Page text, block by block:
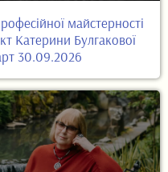
майстерності
Катерини Булгакової
30.09.2026